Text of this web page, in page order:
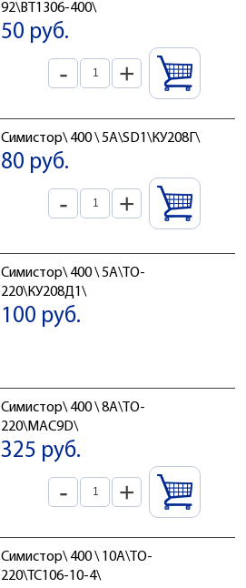
92\BT1306-400\
50 руб.
- +
Симистор\ 400 \ 5А\SD1\КУ208Г\
80 руб.
- +
Симистор\ 400 \ 5А\TO-
220\КУ208Д1\
100 руб.
Симистор\ 400 \ 8А\TO-
220\MAC9D\
325 руб.
- +
Симистор\ 400 \ 10А\TO-
220\ТС106-10-4\